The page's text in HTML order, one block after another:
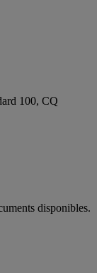
100, CQ
disponibles.